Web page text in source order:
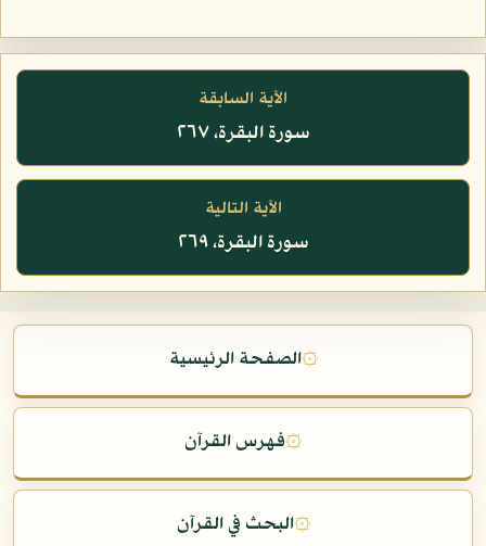
الآية السابقة
سورة البقرة، ٢٦٧
الآية التالية
سورة البقرة، ٢٦٩
۞الصفحة الرئيسية
۞فهرس القرآن
۞البحث في القرآن